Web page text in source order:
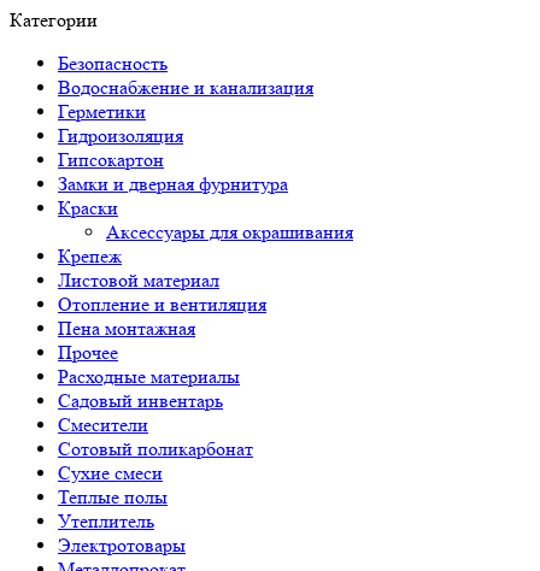
Категории
Безопасность
Водоснабжение и канализация
Герметики
Гидроизоляция
Гипсокартон
Замки и дверная фурнитура
Краски
Аксессуары для окрашивания
Крепеж
Листовой материал
Отопление и вентиляция
Пена монтажная
Прочее
Расходные материалы
Садовый инвентарь
Смесители
Сотовый поликарбонат
Сухие смеси
Теплые полы
Утеплитель
Электротовары